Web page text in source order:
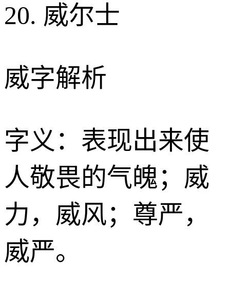
20. 威尔士
威字解析
字义：表现出来使
人敬畏的气魄；威
力，威风；尊严，
威严。